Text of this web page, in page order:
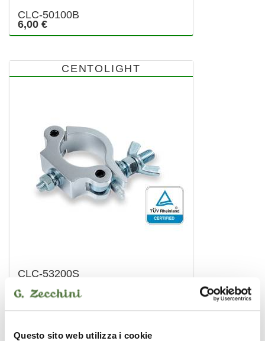
Questo sito web utilizza i cookie
CLC-50100B
6,00 €
CENTOLIGHT
CLC-53200S